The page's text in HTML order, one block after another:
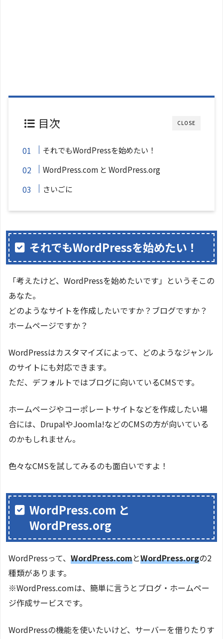
CLOSE
目次
それでもWordPressを始めたい！
WordPress.com と WordPress.org
さいごに
それでもWordPressを始めたい！
「考えたけど、WordPressを始めたいです」というそこの
あなた。
どのようなサイトを作成したいですか？ブログですか？
ホームページですか？
WordPressはカスタマイズによって、どのようなジャンル
のサイトにも対応できます。
ただ、デフォルトではブログに向いているCMSです。
ホームページやコーポレートサイトなどを作成したい場
合には、DrupalやJoomla!などのCMSの方が向いている
のかもしれません。
色々なCMSを試してみるのも面白いですよ！
WordPress.com と
WordPress.org
WordPressって、 WordPress.comとWordPress.orgの2
種類があります。
※WordPress.comは、簡単に言うとブログ・ホームペー
ジ作成サービスです。
WordPressの機能を使いたいけど、サーバーを借りたりす